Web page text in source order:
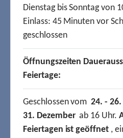
Dienstag bis Sonntag von
Einlass: 45 Minuten vor
geschlossen
Öffnungszeiten
Feiertage:
Geschlossen vom24. -
31. Dezemberab 16 Uhr.
Feiertagen ist geöffnet,